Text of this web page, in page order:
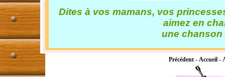
Dites à vos mamans, vos
aimez en
une chanson
Précédent - Accueil -